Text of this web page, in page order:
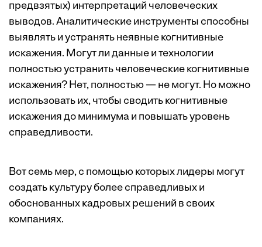
предвзятых) интерпретаций человеческих
выводов. Аналитические инструменты способны
выявлять и устранять неявные когнитивные
искажения. Могут ли данные и технологии
полностью устранить человеческие когнитивные
искажения? Нет, полностью — не могут. Но можно
использовать их, чтобы сводить когнитивные
искажения до минимума и повышать уровень
справедливости.
Вот семь мер, с помощью которых лидеры могут
создать культуру более справедливых и
обоснованных кадровых решений в своих
компаниях.